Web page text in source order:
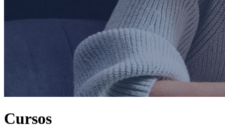
Cursos